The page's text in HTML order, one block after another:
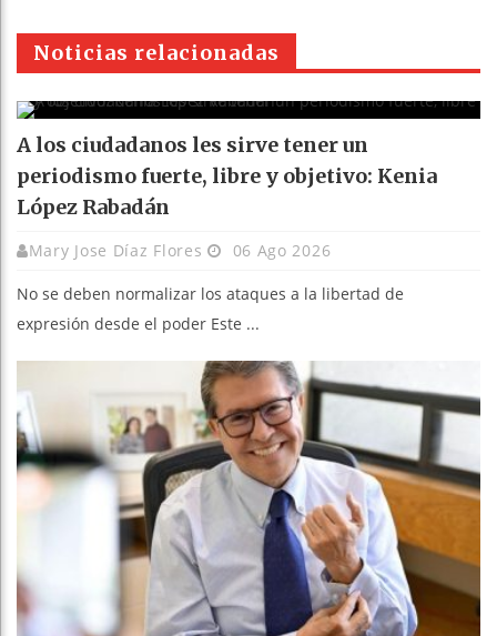
pt
Noticias relacionadas
A los ciudadanos les sirve tener un
periodismo fuerte, libre y objetivo: Kenia
López Rabadán
Mary Jose Díaz Flores 06 Ago 2026
No se deben normalizar los ataques a la libertad de
expresión desde el poder Este ...